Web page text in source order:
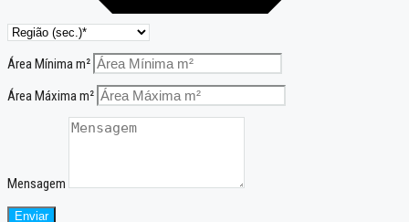
Área Mínima m²
Área Máxima m²
Mensagem
Enviar